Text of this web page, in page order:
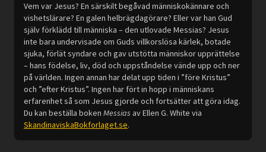
Vem var Jesus? En särskilt begåvad människokännare och
vishetslärare? En galen helbrägdagörare? Eller var han Gud
själv förklädd till människa – den utlovade Messias? Jesus
inte bara undervisade om Guds villkorslösa kärlek, botade
sjuka, förlät syndare och gav utstötta människor upprättelse
– hans födelse, liv, död och uppståndelse vände upp och ner
på världen. Ingen annan har delat upp tiden i ”före Kristus”
och ”efter Kristus”. Ingen har fört in hopp i människans
erfarenhet så som Jesus gjorde och fortsätter att göra idag.
Du kan beställa boken Messias av Ellen G. White via
SkandinaviskaBokforlaget.se.